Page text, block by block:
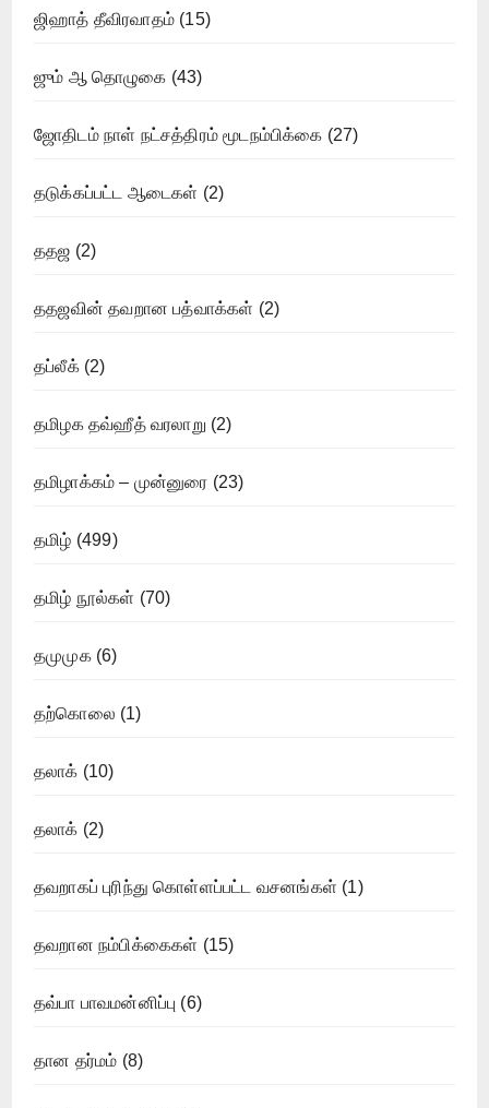
ஜிஹாத் தீவிரவாதம் (15)
ஜும் ஆ தொழுகை (43)
ஜோதிடம் நாள் நட்சத்திரம் மூடநம்பிக்கை (27)
தடுக்கப்பட்ட ஆடைகள் (2)
ததஜ (2)
ததஜவின் தவறான பத்வாக்கள் (2)
தப்லீக்(2)
தமிழக தவ்ஹீத் வரலாறு (2)
தமிழாக்கம் – முன்னுரை (23)
தமிழ் (499)
தமிழ் நூல்கள் (70)
தமுமுக(6)
தற்கொலை (1)
தலாக் (10)
தலாக் (2)
தவறாகப் புரிந்து கொள்ளப்பட்ட வசனங்கள் (1)
தவறான நம்பிக்கைகள் (15)
தவ்பா பாவமன்னிப்பு (6)
தான தர்மம் (8)